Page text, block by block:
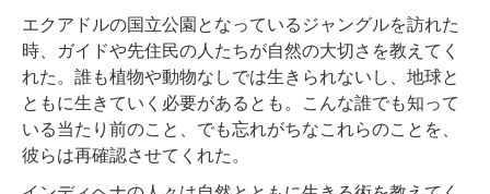
エクアドルの国立公園となっているジャングルを訪れた
時、ガイドや先住民の人たちが自然の大切さを教えてく
れた。誰も植物や動物なしでは生きられないし、地球と
ともに生きていく必要があるとも。こんな誰でも知って
いる当たり前のこと、でも忘れがちなこれらのことを、
彼らは再確認させてくれた。